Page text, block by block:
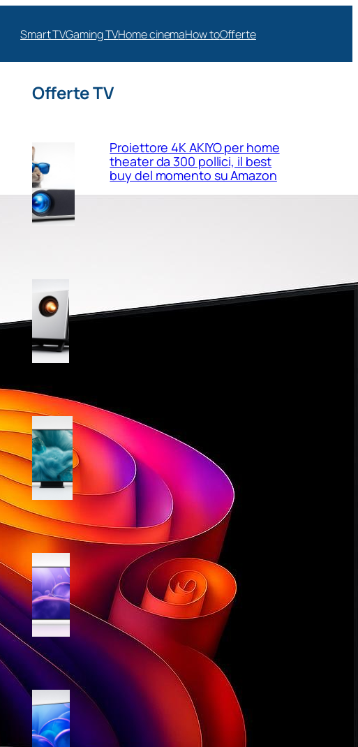
Smart TVGaming TVHome cinemaHow toOfferte
Offerte TV
Proiettore 4K AKIYO per home
theater da 300 pollici, il best
buy del momento su Amazon
proiettore 4K pensato per
gaming e cinema in salotto in
Samsung QLED 4K Vision AI
55” QE55Q7F5AUXZT, la TV
con upscaling intelligente ora
in offerta
Samsung Crystal UHD 4K 55”
UE55U8090FUXZT, smart TV
sottile e luminosa in forte
sconto su Amazon
Samsung Crystal UHD 4K 55”
UE55U7000FUXZT, smart TV
2025 perfetta per il salotto a
prezzo ribassato